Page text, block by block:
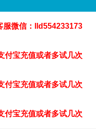
服微信：lld554233173
付宝充值或者多试几次
付宝充值或者多试几次
付宝充值或者多试几次